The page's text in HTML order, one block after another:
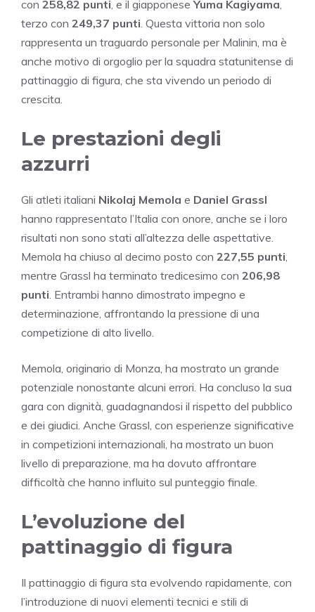
con 258,82 punti , e il giapponeseYuma Kagiyama
terzo con 249,37 punti . Questa vittoria non solo
rappresenta un traguardo personale per Malinin, ma è
anche motivo di orgoglio per la squadra statunitense di
pattinaggio di figura, che sta vivendo un periodo di
crescita.
Le prestazioni degli
azzurri
Gli atleti italiani Nikolaj Memola e Daniel Grassl
hanno rappresentato l’Italia con onore, anche se i loro
risultati non sono stati all’altezza delle aspettative.
Memola ha chiuso al decimo posto con 227,55 punti
mentre Grassl ha terminato tredicesimo con 206,98
punti . Entrambi hanno dimostrato impegno e
determinazione, affrontando la pressione di una
competizione di alto livello.
Memola, originario di Monza, ha mostrato un grande
potenziale nonostante alcuni errori. Ha concluso la sua
gara con dignità, guadagnandosi il rispetto del pubblico
e dei giudici. Anche Grassl, con esperienze significative
in competizioni internazionali, ha mostrato un buon
livello di preparazione, ma ha dovuto affrontare
difficoltà che hanno influito sul punteggio finale.
L’evoluzione del
pattinaggio di figura
Il pattinaggio di figura sta evolvendo rapidamente, con
l’introduzione di nuovi elementi tecnici e stili di